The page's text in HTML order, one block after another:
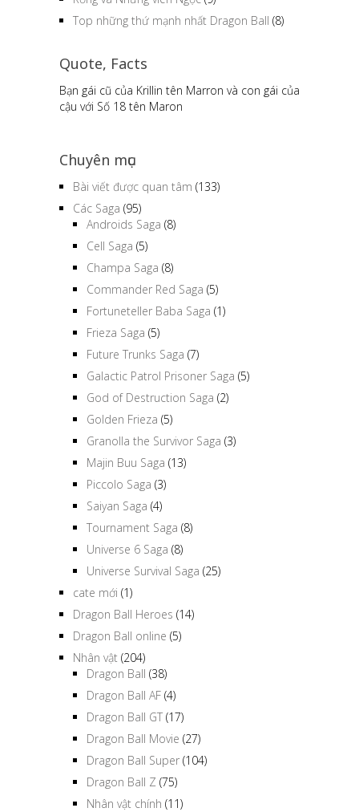
Top những thứ mạnh nhất Dragon Ball (8)
Quote, Facts
Bạn gái cũ của Krillin tên Marron và con gái của
cậu với Số 18 tên Maron
Chuyên mục
Bài viết được quan tâm (133)
Các Saga (95)
Androids Saga (8)
Cell Saga (5)
Champa Saga (8)
Commander Red Saga (5)
Fortuneteller Baba Saga (1)
Frieza Saga (5)
Future Trunks Saga (7)
Galactic Patrol Prisoner Saga (5)
God of Destruction Saga (2)
Golden Frieza (5)
Granolla the Survivor Saga (3)
Majin Buu Saga (13)
Piccolo Saga (3)
Saiyan Saga (4)
Tournament Saga (8)
Universe 6 Saga (8)
Universe Survival Saga (25)
cate mới (1)
Dragon Ball Heroes (14)
Dragon Ball online (5)
Nhân vật (204)
Dragon Ball (38)
Dragon Ball AF (4)
Dragon Ball GT (17)
Dragon Ball Movie (27)
Dragon Ball Super (104)
Dragon Ball Z (75)
Nhân vật chính (11)